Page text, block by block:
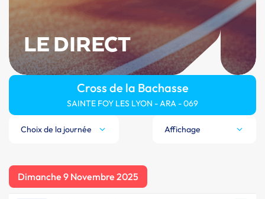
LE DIRECT
Cross de la Bachasse
SAINTE FOY LES LYON - ARA - 069
Choix de la journée Affichage
Dimanche 9 Novembre 2025